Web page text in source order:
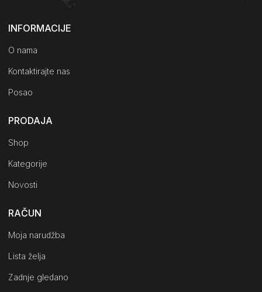
INFORMACIJE
O nama
Kontaktirajte nas
Posao
PRODAJA
Shop
Kategorije
Novosti
RAČUN
Moja narudžba
Lista želja
Zadnje gledano